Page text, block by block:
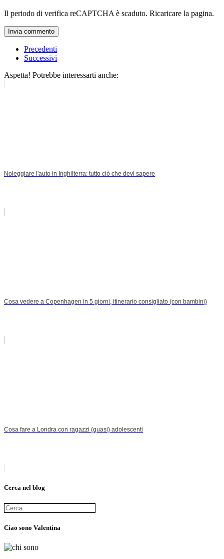
Il periodo di verifica reCAPTCHA è scaduto. Ricaricare la pagina.
Invia commento
Precedenti
Successivi
Aspetta! Potrebbe interessarti anche:
Noleggiare l'auto in Inghilterra: tutto ciò che devi sapere
Cosa vedere a Copenhagen in 5 giorni, itinerario consigliato (con bambini)
Cosa fare a Londra con ragazzi (quasi) adolescenti
Cerca nel blog
Ciao sono Valentina